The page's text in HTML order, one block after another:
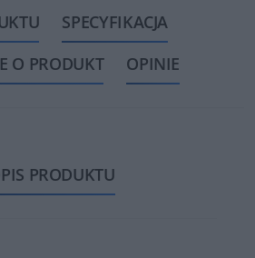
SPECYFIKACJA
O PRODUKT
OPINIE
PRODUKTU